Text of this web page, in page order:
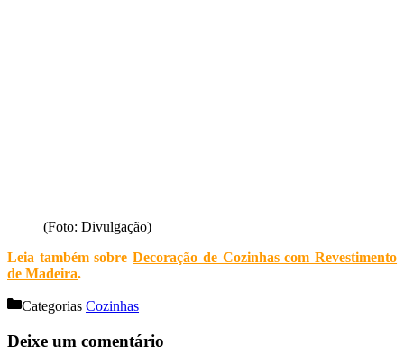
(Foto: Divulgação)
Leia também sobreDecoração de Cozinhas com Revestimento
de Madeira.
Categorias Cozinhas
Deixe um comentário